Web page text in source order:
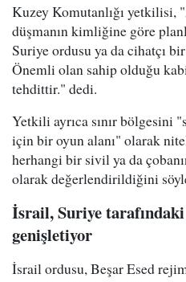
Kuzey Komutanlığı yetkilisi,
düşmanın kimliğine göre
Suriye ordusu ya da cihatçı
Önemli olan sahip olduğu
tehdittir." dedi.
Yetkili ayrıca sınır bölgesini
için bir oyun alanı" olarak
herhangi bir sivil ya da
olarak değerlendirildiğini
İsrail, Suriye tarafındaki
genişletiyor
İsrail ordusu, Beşar Esed